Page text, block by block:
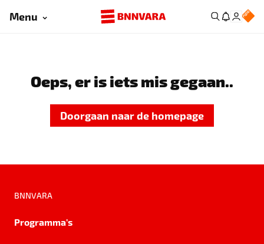
Menu
Oeps, er is iets mis gegaan..
Doorgaan naar de homepage
BNNVARA
Programma's